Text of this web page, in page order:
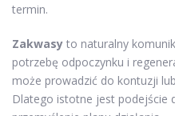
termin.
Zakwasy to naturalny
potrzebę odpoczynku i
może prowadzić do kontuzji
Dlatego istotne jest podejście